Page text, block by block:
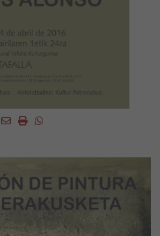
Twitter
EmailImprimirWhatsapp